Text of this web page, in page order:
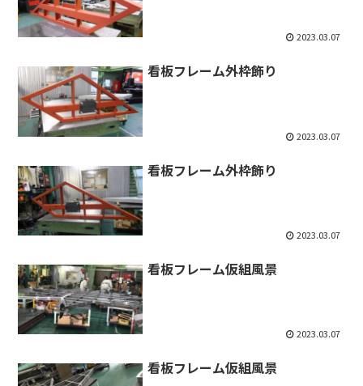
2023.03.07
看板フレーム外枠飾り
2023.03.07
看板フレーム外枠飾り
2023.03.07
看板フレーム仮組風景
2023.03.07
看板フレーム仮組風景